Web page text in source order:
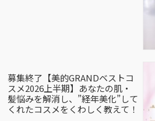
募集終了【美的GRANDベストコ
スメ2026上半期】あなたの肌・
髪悩みを解消し、”経年美化”して
くれたコスメをくわしく教えて！